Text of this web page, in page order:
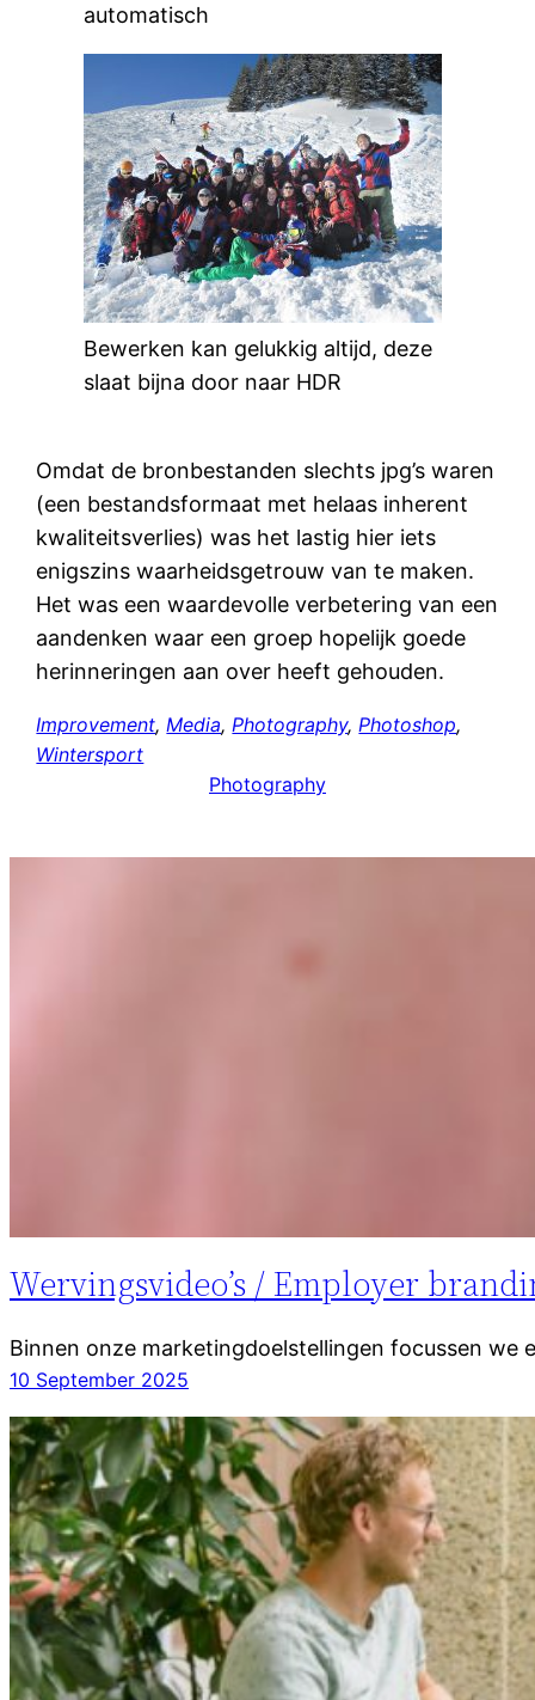
automatisch
Bewerken kan gelukkig altijd, deze
slaat bijna door naar HDR
Omdat de bronbestanden slechts jpg’s waren
(een bestandsformaat met helaas inherent
kwaliteitsverlies) was het lastig hier iets
enigszins waarheidsgetrouw van te maken.
Het was een waardevolle verbetering van een
aandenken waar een groep hopelijk goede
herinneringen aan over heeft gehouden.
Improvement, Media, Photography, Photoshop
Wintersport
Photography
Wervingsvideo’s / Employer
Binnen onze marketingdoelstellingen focussen we
10 September 2025